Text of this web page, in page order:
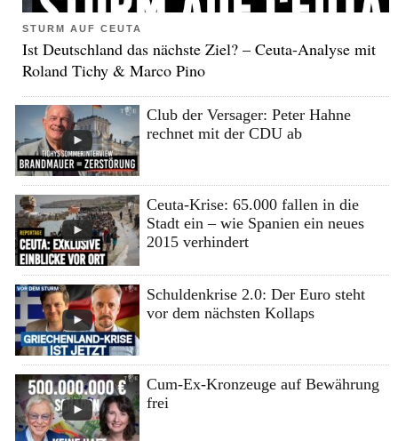
STURM AUF CEUTA
Ist Deutschland das nächste Ziel? – Ceuta-Analyse mit
Roland Tichy & Marco Pino
Club der Versager: Peter Hahne
rechnet mit der CDU ab
Ceuta-Krise: 65.000 fallen in die
Stadt ein – wie Spanien ein neues
2015 verhindert
Schuldenkrise 2.0: Der Euro steht
vor dem nächsten Kollaps
Cum-Ex-Kronzeuge auf Bewährung
frei